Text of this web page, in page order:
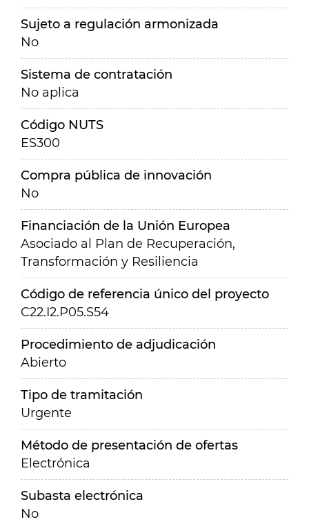
Sujeto a regulación armonizada
No
Sistema de contratación
No aplica
Código NUTS
ES300
Compra pública de innovación
No
Financiación de la Unión Europea
Asociado al Plan de Recuperación,
Transformación y Resiliencia
Código de referencia único del proyecto
C22.I2.P05.S54
Procedimiento de adjudicación
Abierto
Tipo de tramitación
Urgente
Método de presentación de ofertas
Electrónica
Subasta electrónica
No